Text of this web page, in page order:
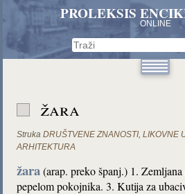
PROLEKSIS
ONLINE
žara
Struka DRUŠTVENE ZNANOSTI,LIKOVNE
ARHITEKTURA
žara (arap. preko španj.) 1.
pepelom pokojnika. 3. Kutija za